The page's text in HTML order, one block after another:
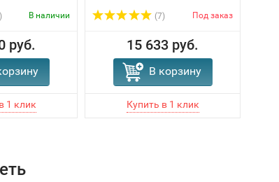
В наличии
руб.
(7) Под заказ
15 633 руб.
В корзину